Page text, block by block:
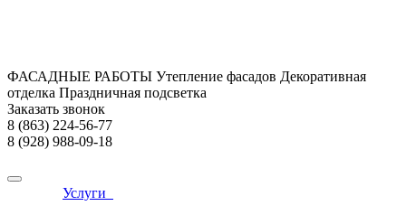
ФАСАДНЫЕ РАБОТЫ Утепление фасадов Декоративная
отделка Праздничная подсветка
Заказать звонок
8 (863) 224-56-77
8 (928) 988-09-18
Услуги